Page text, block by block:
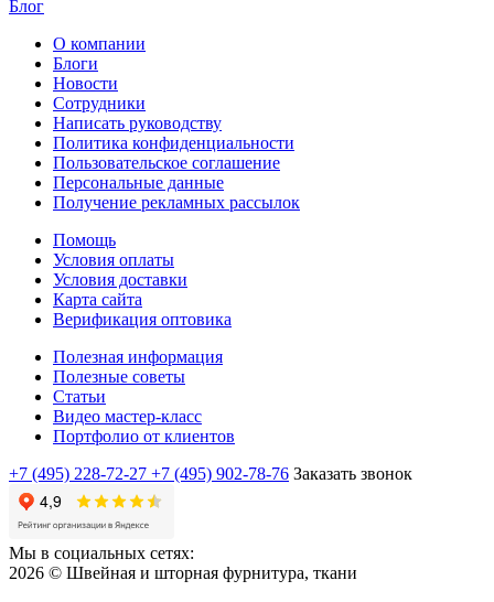
Блог
О компании
Блоги
Новости
Сотрудники
Написать руководству
Политика конфиденциальности
Пользовательское соглашение
Персональные данные
Получение рекламных рассылок
Помощь
Условия оплаты
Условия доставки
Карта сайта
Верификация оптовика
Полезная информация
Полезные советы
Статьи
Видео мастер-класс
Портфолио от клиентов
+7 (495) 228-72-27 +7 (495) 902-78-76 Заказать звонок
Мы в социальных сетях:
2026 © Швейная и шторная фурнитура, ткани